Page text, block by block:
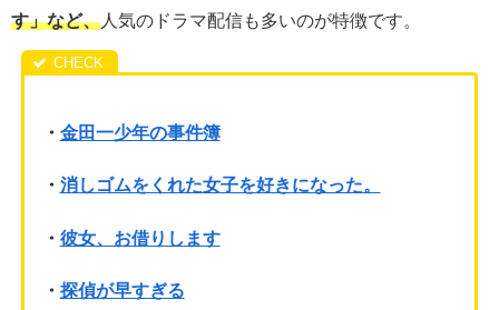
す」など、 人気のドラマ配信も多いのが特徴です。
・ 金田一少年の事件簿
・ 消しゴムをくれた女子を好きになった。
・ 彼女、お借りします
・ 探偵が早すぎる